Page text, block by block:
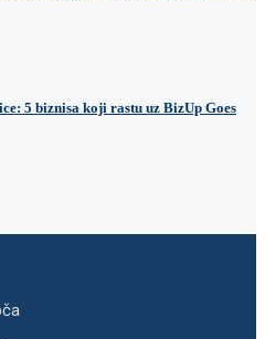
5 biznisa koji rastu uz BizUp Goes